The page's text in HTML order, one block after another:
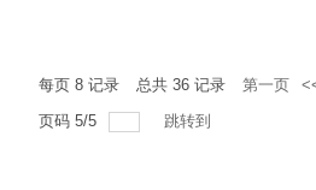
每页8 记录 总共36 记录 第一页
页码5/5 跳转到